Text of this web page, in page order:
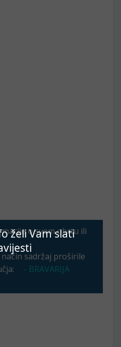
želi Vam slati
o svom obrtu ili
sadržaj proširile
- BRAVARIJA